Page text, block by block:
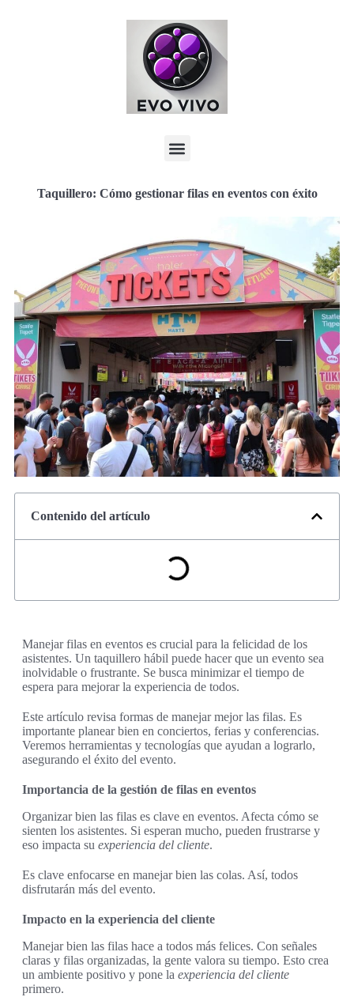
Taquillero: Cómo gestionar filas en eventos con éxito
Contenido del artículo
Manejar filas en eventos es crucial para la felicidad de los
asistentes. Un taquillero hábil puede hacer que un evento sea
inolvidable o frustrante. Se busca minimizar el tiempo de
espera para mejorar la experiencia de todos.
Este artículo revisa formas de manejar mejor las filas. Es
importante planear bien en conciertos, ferias y conferencias.
Veremos herramientas y tecnologías que ayudan a lograrlo,
asegurando el éxito del evento.
Importancia de la gestión de filas en eventos
Organizar bien las filas es clave en eventos. Afecta cómo se
sienten los asistentes. Si esperan mucho, pueden frustrarse y
eso impacta su experiencia del cliente.
Es clave enfocarse en manejar bien las colas. Así, todos
disfrutarán más del evento.
Impacto en la experiencia del cliente
Manejar bien las filas hace a todos más felices. Con señales
claras y filas organizadas, la gente valora su tiempo. Esto crea
un ambiente positivo y pone la experiencia del cliente
primero.